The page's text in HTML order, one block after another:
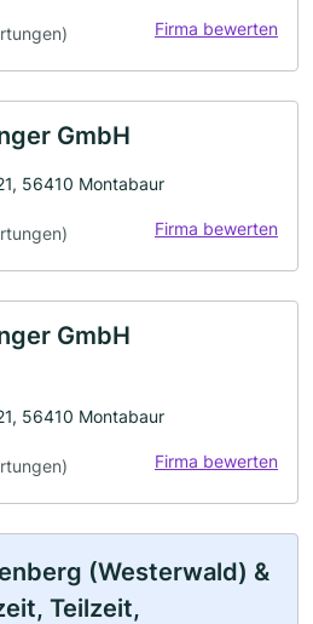
Firma bewerten
GmbH
56410 Montabaur
Firma bewerten
GmbH
56410 Montabaur
Firma bewerten
(Westerwald) &
Teilzeit,